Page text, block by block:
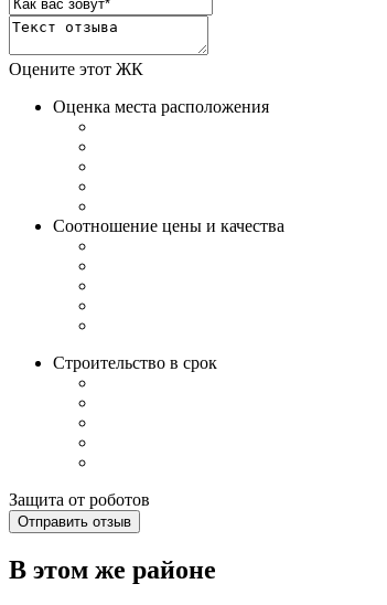
Оцените этот ЖК
Оценка места расположения
Соотношение цены и качества
Строительство в срок
Защита от роботов
Отправить отзыв
В этом же районе